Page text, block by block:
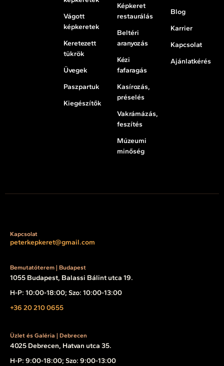
Vágott
képkeretek
Keretezett
tükrök
Üvegek
Paszpartuk
Kiegészítők
Képkeret
restaurálás
Beltéri
aranyozás
Kézi
fafaragás
Kasírozás,
préselés
Vakrámázás,
feszítés
Múzeumi
minőség
Blog
Karrier
Kapcsolat
Ajánlatkérés
Kapcsolat
peterkepkeret@gmail.com
Bemutatóterem | Budapest
1055 Budapest, Balassi Bálint utca 19.
H-P: 10:00-18:00; Szo: 10:00-13:00
+36 20 210 0655
Üzlet és Galéria | Debrecen
4025 Debrecen, Hatvan utca 35.
H-P: 9:00-18:00; Szo: 9:00-13:00